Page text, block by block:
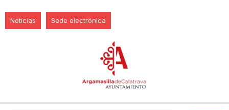
Noticias Sede electrónica